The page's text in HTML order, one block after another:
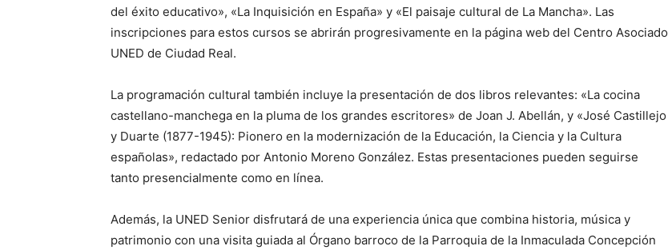
del éxito educativo», «La Inquisición en España» y «El paisaje cultural de La Mancha». Las
inscripciones para estos cursos se abrirán progresivamente en la página web del Centro Asociado
UNED de Ciudad Real.
La programación cultural también incluye la presentación de dos libros relevantes: «La cocina
castellano-manchega en la pluma de los grandes escritores» de Joan J. Abellán, y «José Castillejo
y Duarte (1877-1945): Pionero en la modernización de la Educación, la Ciencia y la Cultura
españolas», redactado por Antonio Moreno González. Estas presentaciones pueden seguirse
tanto presencialmente como en línea.
Además, la UNED Senior disfrutará de una experiencia única que combina historia, música y
patrimonio con una visita guiada al Órgano barroco de la Parroquia de la Inmaculada Concepción